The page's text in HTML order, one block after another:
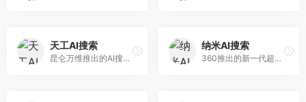
天工AI搜索
昆仑万维推出的AI搜索引擎，整合大模型与搜索能力。面向普通用户，提供智能问答、深度搜索、内容整理等服务，中文搜索体验好。
纳米AI搜索
360推出的新一代超级AI搜索，深度整合360搜索资源。面向普通用户，提供智能问答、多模态搜索、内容生成等服务，安全可靠。